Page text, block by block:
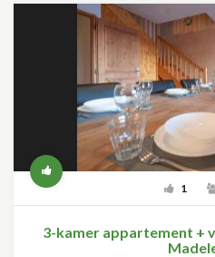
1
3-kamer appartement +